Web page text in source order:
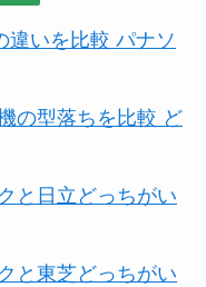
違いを比較 パナソ
の型落ちを比較 ど
と日立どっちがい
と東芝どっちがい